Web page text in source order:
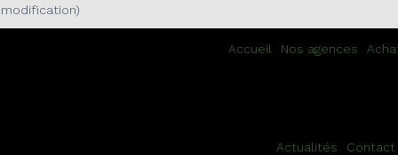
Accueil Nos agences
Actualités Contact
Vos palettes valent de l'or, elles méritent une seconde